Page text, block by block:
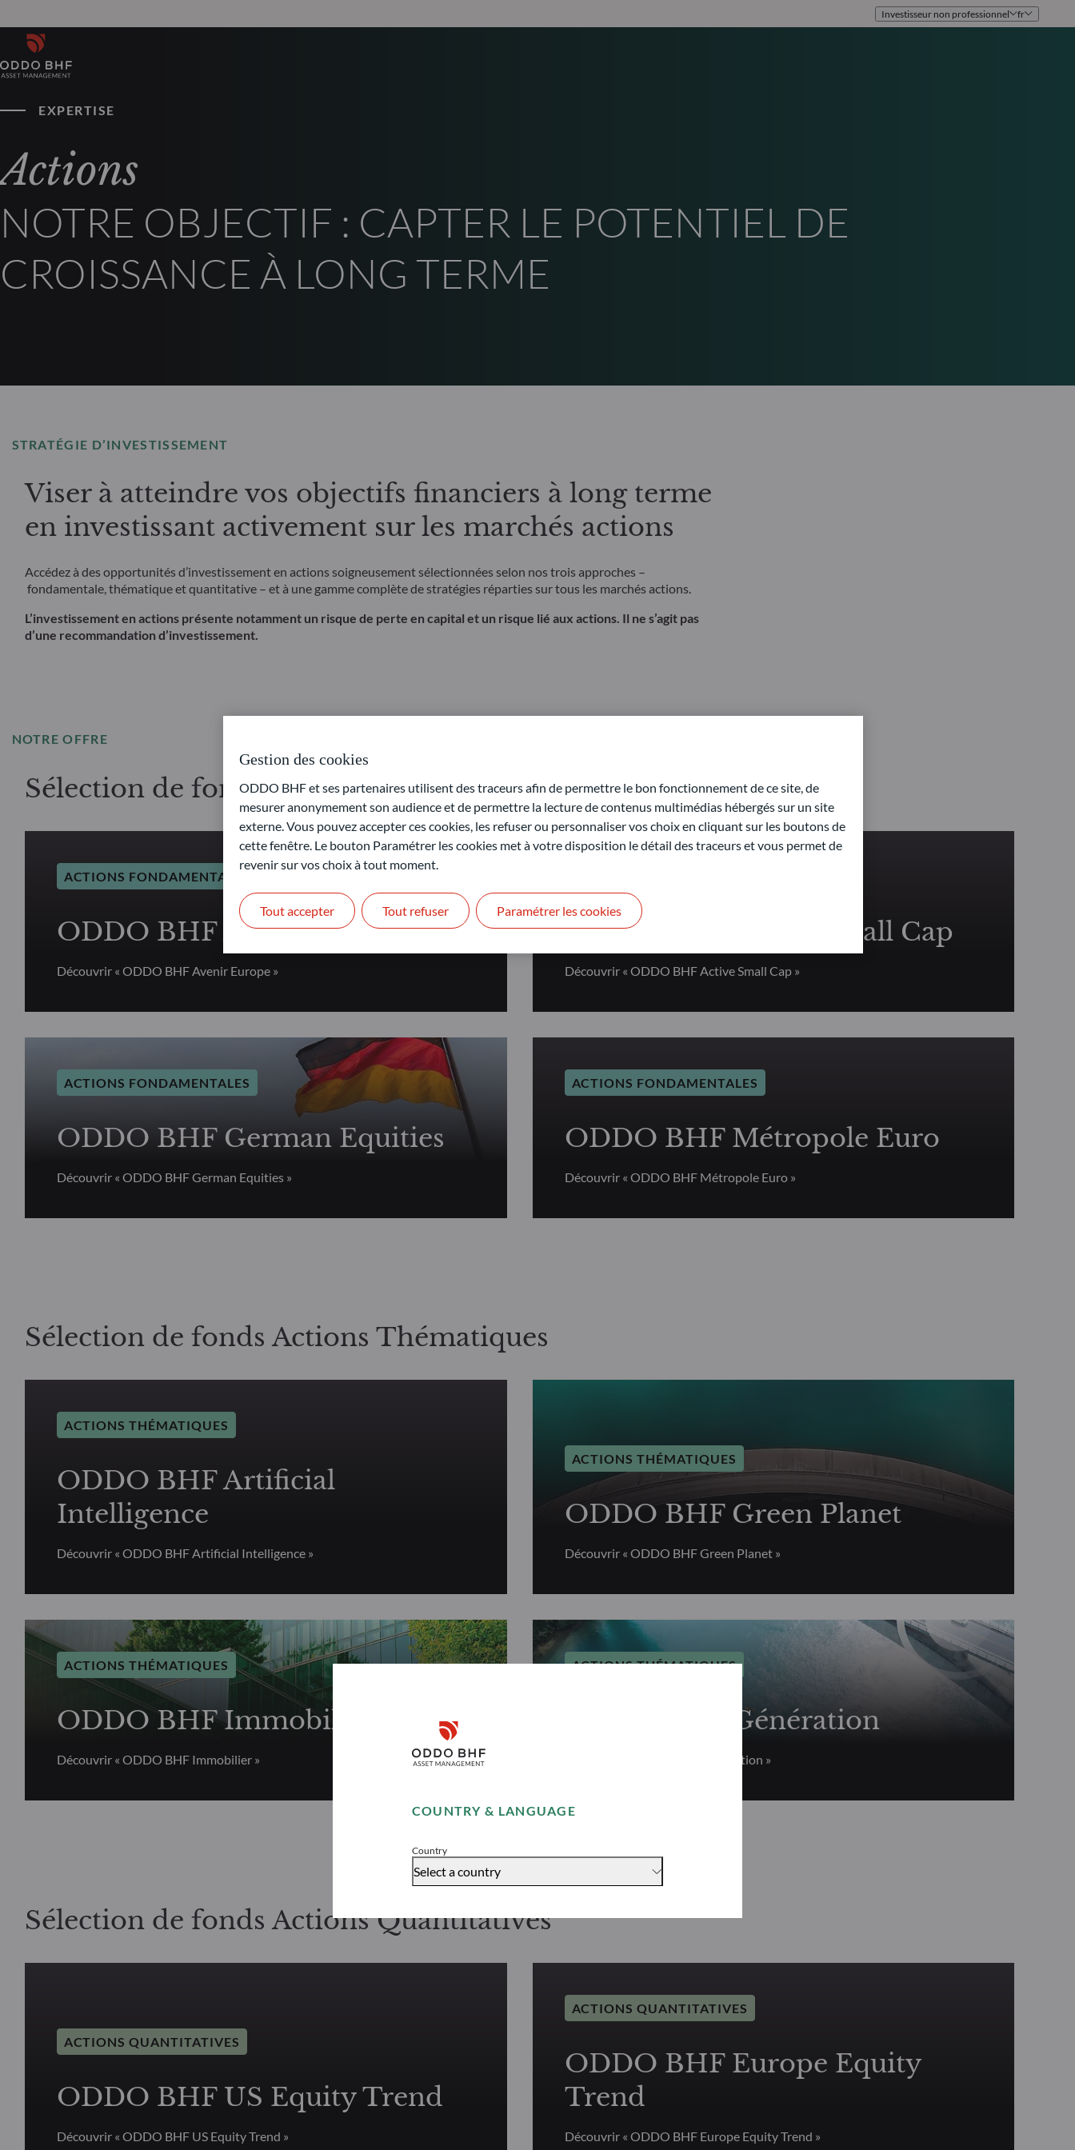
COUNTRY & LANGUAGE
Country
Select a country
Disclaimer
Accept
Investisseur non professionnel fr
EXPERTISE
Actions
NOTRE OBJECTIF : CAPTER LE POTENTIEL DE
CROISSANCE À LONG TERME
STRATÉGIE D’INVESTISSEMENT
Viser à atteindre vos objectifs financiers à long terme
en investissant activement sur les marchés actions
Accédez à des opportunités d’investissement en actions soigneusement sélectionnées selon nos trois approches –
fondamentale, thématique et quantitative – et à une gamme complète de stratégies réparties sur tous les marchés actions.
L’investissement en actions présente notamment un risque de perte en capital et un risque lié aux actions. Il ne s’agit pas
d’une recommandation d’investissement.
NOTRE OFFRE
Sélection de fonds Actions Fondamentales
ACTIONS FONDAMENTALES
ODDO BHF Avenir Europe
Découvrir « ODDO BHF Avenir Europe »
ODDO BHF Active Small Cap
Découvrir « ODDO BHF Active Small Cap »
ACTIONS FONDAMENTALES
ODDO BHF German Equities
Découvrir « ODDO BHF German Equities »
ACTIONS FONDAMENTALES
ODDO BHF Métropole Euro
Découvrir « ODDO BHF Métropole Euro »
Sélection de fonds Actions Thématiques
ACTIONS THÉMATIQUES
ODDO BHF Artificial
Intelligence
Découvrir « ODDO BHF Artificial Intelligence »
ACTIONS THÉMATIQUES
ODDO BHF Green Planet
Découvrir « ODDO BHF Green Planet »
ACTIONS THÉMATIQUES
ODDO BHF Immobilier
Découvrir « ODDO BHF Immobilier »
ACTIONS THÉMATIQUES
ODDO BHF Génération
Découvrir « ODDO BHF Génération »
Sélection de fonds Actions Quantitatives
ACTIONS QUANTITATIVES
ODDO BHF US Equity Trend
Découvrir « ODDO BHF US Equity Trend »
ACTIONS QUANTITATIVES
ODDO BHF Europe Equity
Trend
Découvrir « ODDO BHF Europe Equity Trend »
Gestion des cookies
ODDO BHF et ses partenaires utilisent des traceurs afin de permettre le bon fonctionnement de ce site, de
mesurer anonymement son audience et de permettre la lecture de contenus multimédias hébergés sur un site
externe. Vous pouvez accepter ces cookies, les refuser ou personnaliser vos choix en cliquant sur les boutons de
cette fenêtre. Le bouton Paramétrer les cookies met à votre disposition le détail des traceurs et vous permet de
revenir sur vos choix à tout moment.
Tout refuser
Tout accepter Paramétrer les cookies